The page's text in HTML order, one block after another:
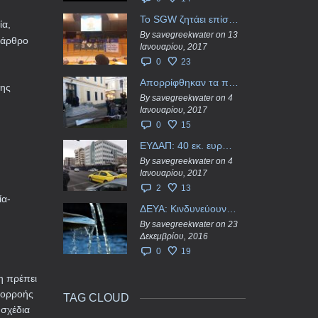
άρθρο
πρέπει
Το SGW ζητάει επίσημα από το Ευρωπαϊκό Συμβούλιο κάθε πληροφορία για την ένταξη των ΕΥΔΑΠ, ΕΥΑΘ στο Υπερταμείο
By savegreekwater on 13
Ιανουαρίου, 2017
0
23
By savegreekwater on 4
Ιανουαρίου, 2017
0
15
ΕΥΔΑΠ: 40 εκ. ευρώ έγιναν…ατμός!
By savegreekwater on 4
Ιανουαρίου, 2017
2
13
ΔΕΥΑ: Κινδυνεύουν να ιδιωτικοποιηθούν τα νερά της Ελληνικής περιφέρειας;
By savegreekwater on 23
Δεκεμβρίου, 2016
0
19
TAG CLOUD